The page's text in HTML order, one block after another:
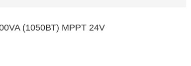
(1050ВТ) MPPT 24V